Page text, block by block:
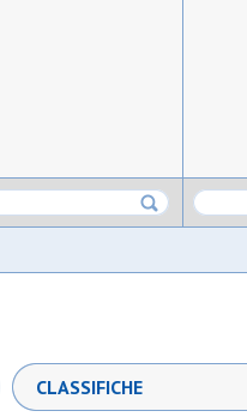
CLASSIFICHE